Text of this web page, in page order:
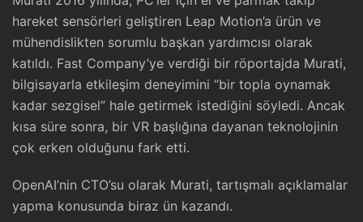
hareket sensörleri geliştiren Leap Motion’a ürün ve
mühendislikten sorumlu başkan yardımcısı olarak
katıldı. Fast Company’ye verdiği bir röportajda Murati,
bilgisayarla etkileşim deneyimini “bir topla oynamak
kadar sezgisel” hale getirmek istediğini söyledi. Ancak
kısa süre sonra, bir VR başlığına dayanan teknolojinin
çok erken olduğunu fark etti.
OpenAI’nin CTO’su olarak Murati, tartışmalı açıklamalar
yapma konusunda biraz ün kazandı.